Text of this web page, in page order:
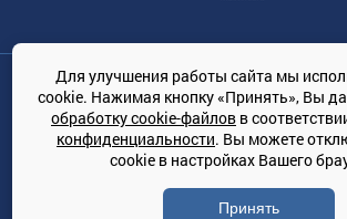
Общество с ограниченной ответственностью
1167847364079, 197022, г. Санкт-Петербург,
КЛИМАТПРОФ.ONLINE - оптовая продажа
климатической техники на
© Сайт принадлежит ООО
Для улучшения работы сайта мы
cookie. Нажимая кнопку «Принять», Вы
обработку cookie-файлов в
конфиденциальности. Вы можете
cookie в настройках Вашего
Принять